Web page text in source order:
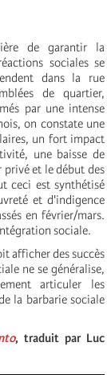
de garantir la
sociales se
dans la rue
de quartier,
par une intense
on constate une
un fort impact
une baisse de
privé et le début des
ceci est synthétisé
et d'indigence
en février/mars.
sociale.
afficher des succès
ne se généralise,
articuler les
la barbarie sociale
, traduit par Luc